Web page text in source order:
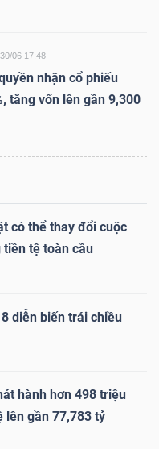
30/06 17:48
nhận cổ phiếu
tăng vốn lên gần 9,300
có thể thay đổi cuộc
tệ toàn cầu
diễn biến trái chiều
hành hơn 498 triệu
lên gần 77,783 tỷ